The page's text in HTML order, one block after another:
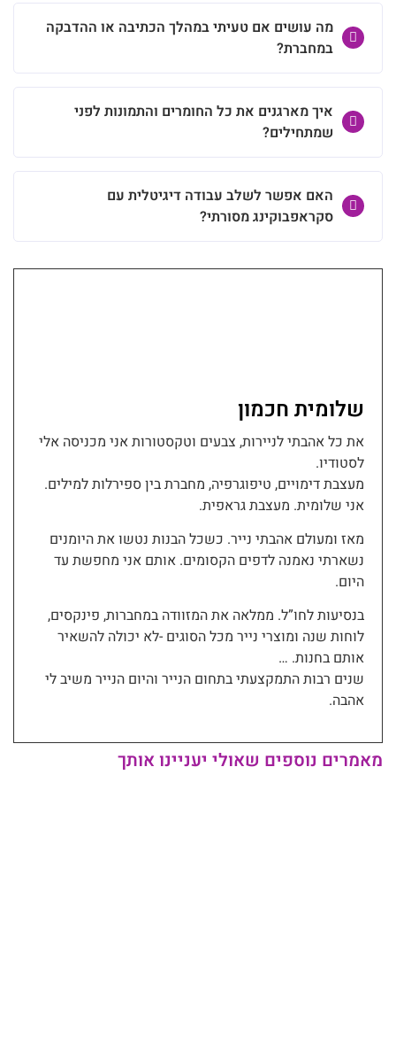
מה עושים אם טעיתי במהלך הכתיבה או ההדבקה
במחברת?
איך מארגנים את כל החומרים והתמונות לפני
שמתחילים?
האם אפשר לשלב עבודה דיגיטלית עם
סקראפבוקינג מסורתי?
שלומית חכמון
את כל אהבתי לניירות, צבעים וטקסטורות אני מכניסה אלי
לסטודיו.
מעצבת דימויים, טיפוגרפיה, מחברת בין ספירלות למילים.
אני שלומית. מעצבת גראפית.
מאז ומעולם אהבתי נייר. כשכל הבנות נטשו את היומנים
נשארתי נאמנה לדפים הקסומים. אותם אני מחפשת עד
היום.
בנסיעות לחו”ל. ממלאה את המזוודה במחברות, פינקסים,
לוחות שנה ומוצרי נייר מכל הסוגים -לא יכולה להשאיר
אותם בחנות. …
שנים רבות התמקצעתי בתחום הנייר והיום הנייר משיב לי
אהבה.
מאמרים נוספים שאולי יעניינו אותך